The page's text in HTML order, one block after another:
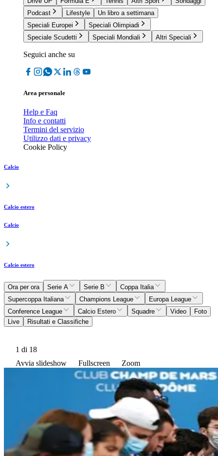
Podcast
Lifestyle
Un libro a settimana
Speciali Europei
Speciali Olimpiadi
Speciale Scudetti
Speciali Mondiali Altri Speciali
Seguici anche su
Area personale
Help e Faq
Info e contatti
Termini del servizio
Utilizzo dati e privacy
Cookie Policy
Calcio
Calcio estero
Calcio
Calcio estero
Ora per ora Serie A Serie B
Coppa Italia
Supercoppa Italiana
Champions League
Europa League
Conference League
Calcio Estero Squadre Video
Foto
Live
Risultati e Classifiche
1 di 18
Avvia slideshow
Fullscreen Zoom